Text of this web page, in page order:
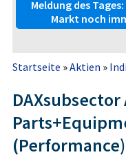
Meldung des
Markt noch
Startseite »Aktien »